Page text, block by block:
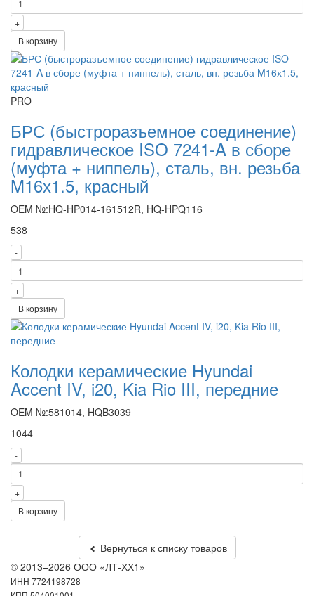
+
В корзину
PRO
БРС (быстроразъемное соединение)
гидравлическое ISO 7241-A в сборе
(муфта + ниппель), сталь, вн. резьба
M16х1.5, красный
OEM №:HQ-HP014-161512R, HQ-HPQ116
538
-
+
В корзину
Колодки керамические Hyundai
Accent IV, i20, Kia Rio III, передние
OEM №:581014, HQB3039
1044
-
+
В корзину
Вернуться к списку товаров
© 2013–2026 ООО «ЛТ-ХХ1»
ИНН 7724198728